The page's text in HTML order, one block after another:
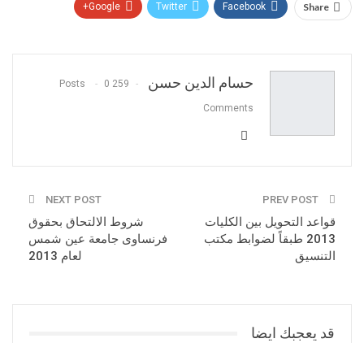
Share
Facebook
Twitter
Google+
حسام الدين حسن 259 Posts
0
Comments
قواعد التحويل بين الكليات
2013 طبقاً لضوابط مكتب
التنسيق
NEXT POST
شروط الالتحاق بحقوق
فرنساوى جامعة عين شمس
لعام 2013
قد يعجبك ايضا